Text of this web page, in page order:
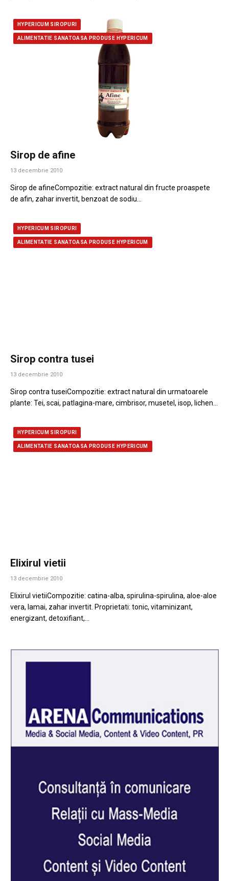
HYPERICUM SIROPURI
ALIMENTATIE SANATOASA PRODUSE HYPERICUM
Sirop de afine
13 decembrie 2010
Sirop de afineCompozitie: extract natural din fructe proaspete
de afin, zahar invertit, benzoat de sodiu…
HYPERICUM SIROPURI
ALIMENTATIE SANATOASA PRODUSE HYPERICUM
Sirop contra tusei
13 decembrie 2010
Sirop contra tuseiCompozitie: extract natural din urmatoarele
plante: Tei, scai, patlagina-mare, cimbrisor, musetel, isop, lichen…
HYPERICUM SIROPURI
ALIMENTATIE SANATOASA PRODUSE HYPERICUM
Elixirul vietii
13 decembrie 2010
Elixirul vietiiCompozitie: catina-alba, spirulina-spirulina, aloe-aloe
vera, lamai, zahar invertit. Proprietati: tonic, vitaminizant,
energizant, detoxifiant,…